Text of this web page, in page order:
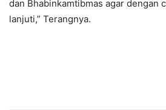
dan Bhabinkamtibmas agar dengan
lanjuti,” Terangnya.